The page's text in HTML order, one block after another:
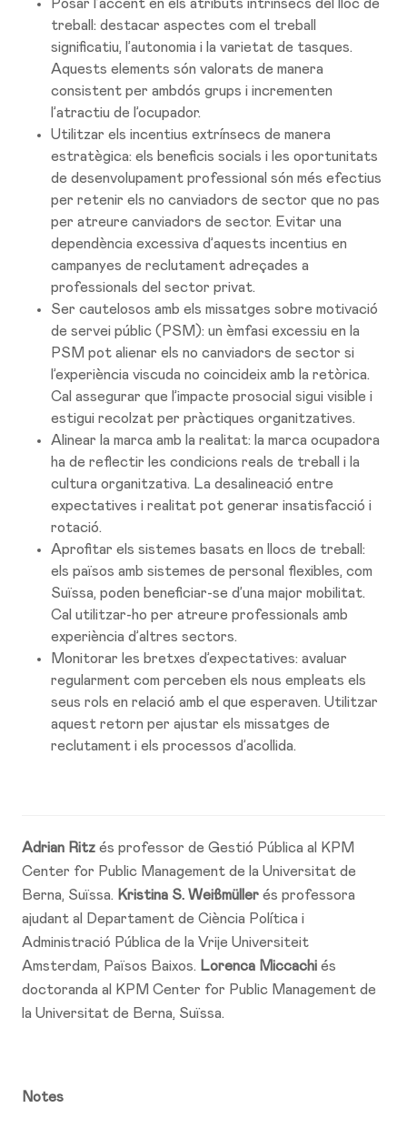
Posar l’accent en els atributs intrínsecs del lloc de
treball: destacar aspectes com el treball
significatiu, l’autonomia i la varietat de tasques.
Aquests elements són valorats de manera
consistent per ambdós grups i incrementen
l’atractiu de l’ocupador.
Utilitzar els incentius extrínsecs de manera
estratègica: els beneficis socials i les oportunitats
de desenvolupament professional són més efectius
per retenir els no canviadors de sector que no pas
per atreure canviadors de sector. Evitar una
dependència excessiva d’aquests incentius en
campanyes de reclutament adreçades a
professionals del sector privat.
Ser cautelosos amb els missatges sobre motivació
de servei públic (PSM): un èmfasi excessiu en la
PSM pot alienar els no canviadors de sector si
l’experiència viscuda no coincideix amb la retòrica.
Cal assegurar que l’impacte prosocial sigui visible i
estigui recolzat per pràctiques organitzatives.
Alinear la marca amb la realitat: la marca ocupadora
ha de reflectir les condicions reals de treball i la
cultura organitzativa. La desalineació entre
expectatives i realitat pot generar insatisfacció i
rotació.
Aprofitar els sistemes basats en llocs de treball:
els països amb sistemes de personal flexibles, com
Suïssa, poden beneficiar-se d’una major mobilitat.
Cal utilitzar-ho per atreure professionals amb
experiència d’altres sectors.
Monitorar les bretxes d’expectatives: avaluar
regularment com perceben els nous empleats els
seus rols en relació amb el que esperaven. Utilitzar
aquest retorn per ajustar els missatges de
reclutament i els processos d’acollida.
Adrian Ritz és professor de Gestió Pública al KPM
Center for Public Management de la Universitat de
Berna, Suïssa. Kristina S. Weißmüller és professora
ajudant al Departament de Ciència Política i
Administració Pública de la Vrije Universiteit
Amsterdam, Països Baixos. Lorenca Miccachi és
doctoranda al KPM Center for Public Management de
la Universitat de Berna, Suïssa.
Notes